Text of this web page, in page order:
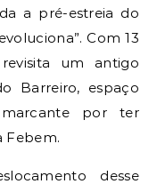
Com 13
um antigo
Barreiro, espaço
por ter
Febem.
desse